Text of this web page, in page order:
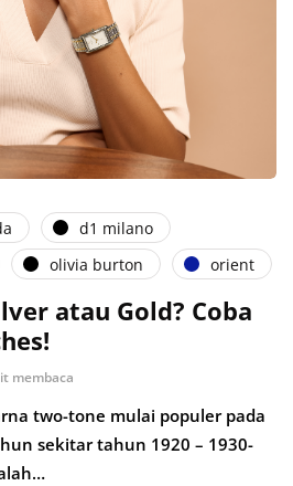
d1 milano
olivia burton orient
atau Gold? Coba
membaca
two-tone mulai populer pada
sekitar tahun 1920 – 1930-